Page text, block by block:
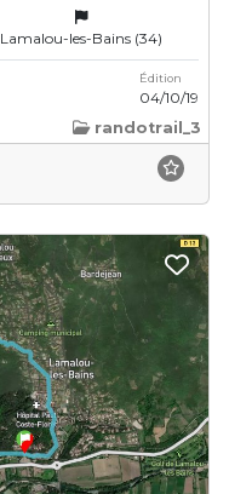
Lamalou-les-Bains (34)
Édition
04/10/19
randotrail_3